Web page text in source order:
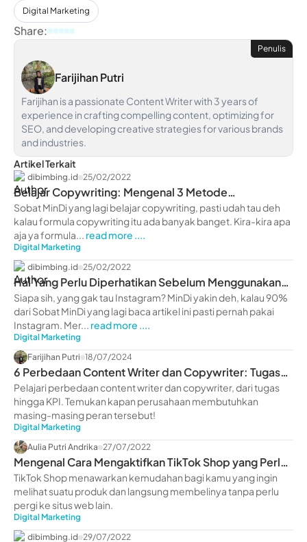
Digital Marketing
Share:
Penulis
Farijihan Putri
Farijihan is a passionate Content Writer with 3 years of
experience in crafting compelling content, optimizing for
SEO, and developing creative strategies for various brands
and industries.
Artikel Terkait
dibimbing.id 25/02/2022
Belajar Copywriting: Mengenal 3 Metode
Copywriting Terbaik
Sobat MinDi yang lagi belajar copywriting, pasti udah tau deh
kalau formula copywriting itu ada banyak banget. Kira-kira apa
aja ya formula... read more ....
Digital Marketing
dibimbing.id 25/02/2022
Hal Yang Perlu Diperhatikan Sebelum Menggunakan
IG Ads
Siapa sih, yang gak tau Instagram? MinDi yakin deh, kalau 90%
dari Sobat MinDi yang lagi baca artikel ini pasti pernah pakai
Instagram. Mer... read more ....
Digital Marketing
Farijihan Putri 18/07/2024
6 Perbedaan Content Writer dan Copywriter: Tugas
hingga KPI
Pelajari perbedaan content writer dan copywriter, dari tugas
hingga KPI. Temukan kapan perusahaan membutuhkan
masing-masing peran tersebut!
Digital Marketing
Aulia Putri Andrika 27/07/2022
Mengenal Cara Mengaktifkan TikTok Shop yang Perlu
Kamu Ketahui
TikTok Shop menawarkan kemudahan bagi kamu yang ingin
melihat suatu produk dan langsung membelinya tanpa perlu
pergi ke situs web lain.
Digital Marketing
dibimbing.id 29/07/2022